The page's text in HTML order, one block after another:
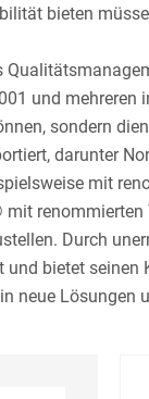
bieten
und mehreren
sondern
darunter
mit
renommierten
Durch
bietet
neue Lösungen